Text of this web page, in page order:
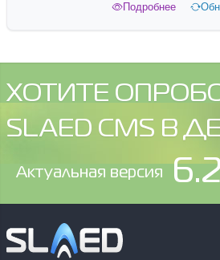
Подробнее
ХОТИТЕ
SLAED CMS В
Aктуальная версия 6.2